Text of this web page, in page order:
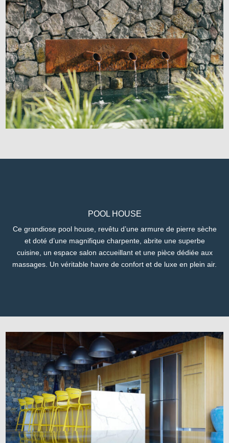
POOL HOUSE
Ce grandiose pool house, revêtu d’une armure de pierre sèche
et doté d’une magnifique charpente, abrite une superbe
cuisine, un espace salon accueillant et une pièce dédiée aux
massages. Un véritable havre de confort et de luxe en plein air.